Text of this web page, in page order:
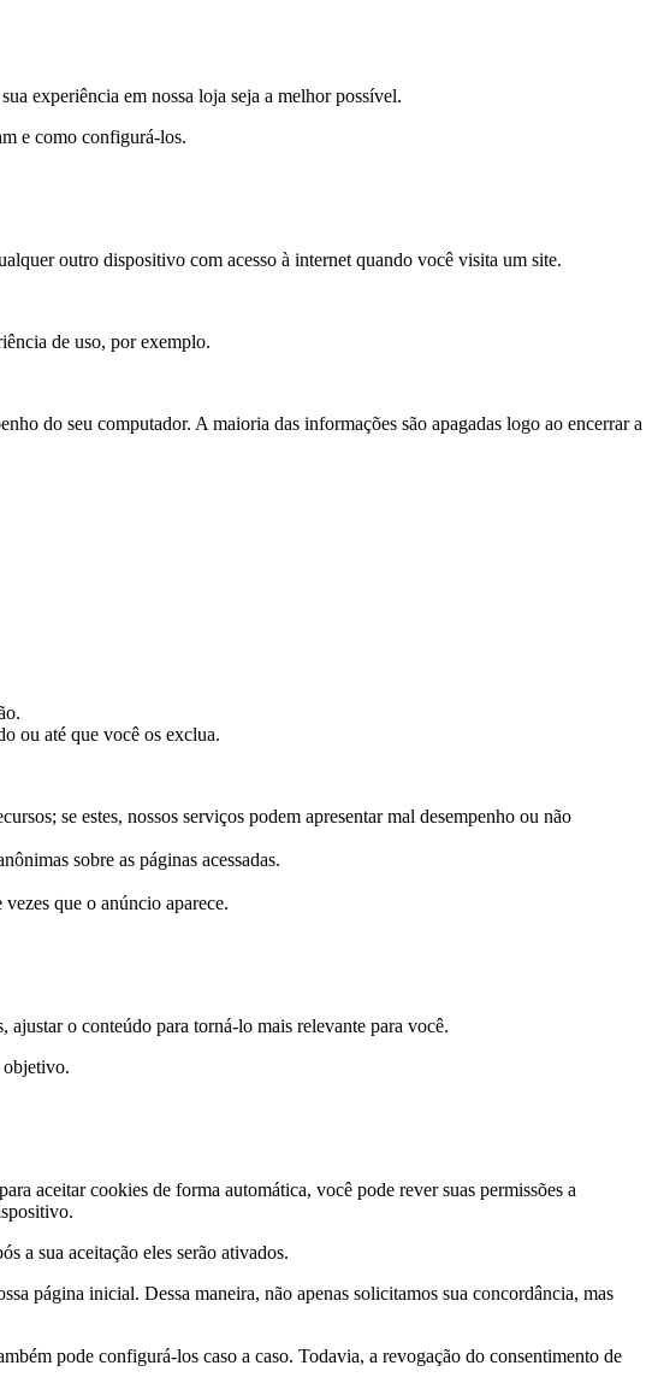
experiência em nossa loja seja a melhor possível.
e como configurá-los.
outro dispositivo com acesso à internet quando você visita um site.
de uso, por exemplo.
do seu computador. A maioria das informações são apagadas logo ao encerrar a
ou até que você os exclua.
se estes, nossos serviços podem apresentar mal desempenho ou não
sobre as páginas acessadas.
que o anúncio aparece.
ajustar o conteúdo para torná-lo mais relevante para você.
objetivo.
aceitar cookies de forma automática, você pode rever suas permissões a
a sua aceitação eles serão ativados.
página inicial. Dessa maneira, não apenas solicitamos sua concordância, mas
pode configurá-los caso a caso. Todavia, a revogação do consentimento de